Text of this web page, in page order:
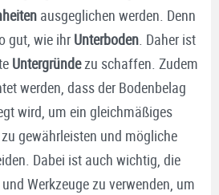
ausgeglichen werden. Denn
gut, wie ihr Unterboden. Daher ist
Untergründezu schaffen. Zudem
werden, dass der Bodenbelag
wird, um ein gleichmäßiges
gewährleisten und mögliche
Dabei ist auch wichtig, die
Werkzeuge zu verwenden, um